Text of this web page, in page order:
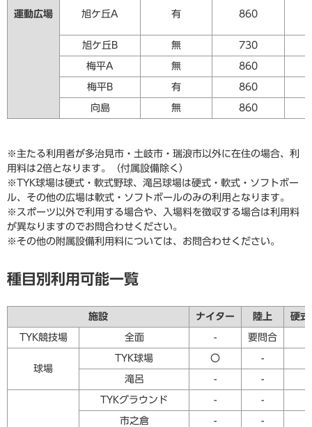
運動広場 旭ケ丘A 有 860
旭ケ丘B 無 730
梅平A 無 860
梅平B 有 860
向島 無 860
※主たる利用者が多治見市・土岐市・瑞浪市以外に在住の場合、利
用料は2倍となります。（付属設備除く）
※TYK球場は硬式・軟式野球、滝呂球場は硬式・軟式・ソフトボー
ル、その他の広場は軟式・ソフトボールのみの利用となります。
※スポーツ以外で利用する場合や、入場料を徴収する場合は利用料
が異なりますのでお問合わせください。
※その他の附属設備利用料については、お問合わせください。
種目別利用可能一覧
施設 ナイター 陸上 硬式
TYK競技場 全面 - 要問合
球場
TYK球場 〇 -
滝呂 - -
TYKグラウンド - -
市之倉 - -